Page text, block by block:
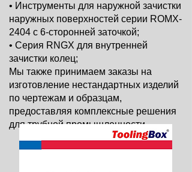
• Инструменты для наружной зачистки
наружных поверхностей серии ROMX-
2404 с 6-сторонней заточкой;
• Серия RNGX для внутренней
зачистки колец;
Мы также принимаем заказы на
изготовление нестандартных изделий
по чертежам и образцам,
предоставляя комплексные решения
для трубной промышленности.